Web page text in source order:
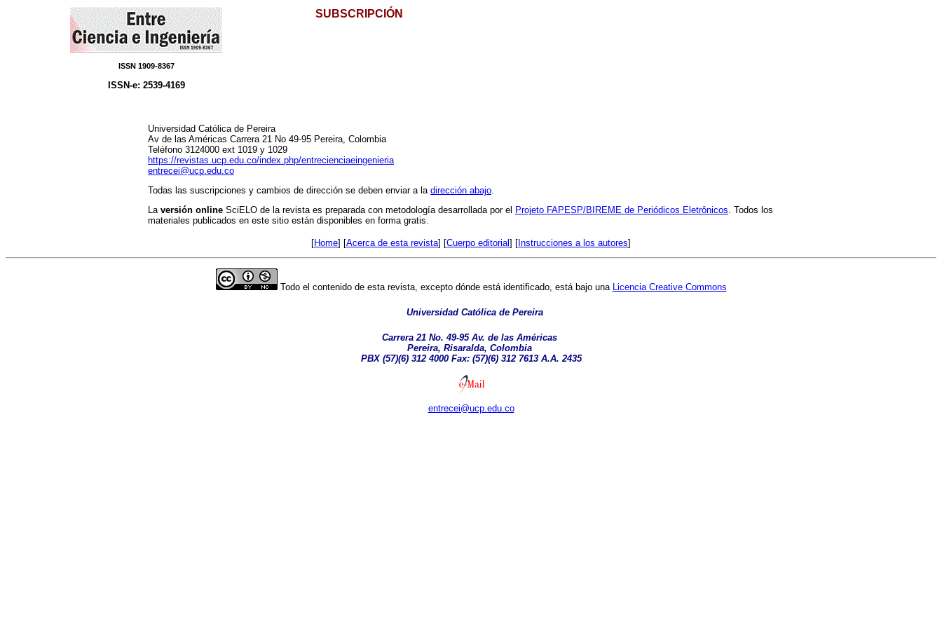
ISSN 1909-8367
ISSN-e: 2539-4169
SUBSCRIPCIÓN
Universidad Católica de Pereira
Av de las Américas Carrera 21 No 49-95 Pereira, Colombia
Teléfono 3124000 ext 1019 y 1029
https://revistas.ucp.edu.co/index.php/entrecienciaeingenieria
entrecei@ucp.edu.co
Todas las suscripciones y cambios de dirección se deben enviar a la dirección abajo
La versión online SciELO de la revista es preparada con metodología desarrollada por el Projeto FAPESP/BIREME de Periódicos Eletrônicos. Todos los
materiales publicados en este sitio están disponibles en forma gratis.
[Home] [Acerca de esta revista] [Cuerpo editorial ] [ Instrucciones a los autores]
Todo el contenido de esta revista, excepto dónde está identificado, está bajo una Licencia Creative Commons
Universidad Católica de Pereira
Carrera 21 No. 49-95 Av. de las Américas
Pereira, Risaralda, Colombia
PBX (57)(6) 312 4000 Fax: (57)(6) 312 7613 A.A. 2435
entrecei@ucp.edu.co